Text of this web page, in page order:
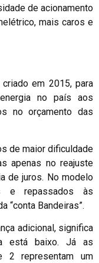
de acionamento
mais caros e
em 2015, para
no país aos
no orçamento das
de maior dificuldade
apenas no reajuste
de juros. No modelo
e repassados às
“conta Bandeiras”.
adicional, significa
está baixo. Já as
2 representam um